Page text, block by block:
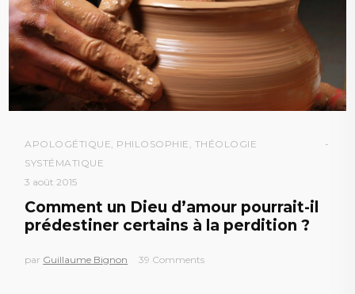
APOLOGÉTIQUE, PHILOSOPHIE , THÉOLOGIE
SYSTÉMATIQUE
3 août 2015
Comment un Dieu d’amour pourrait-il
prédestiner certains à la perdition ?
par Guillaume Bignon 39 Comments